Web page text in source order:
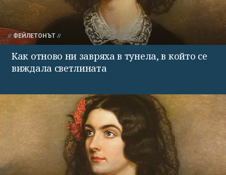
ФЕЙЛЕТОНЪТ
Как отново ни завряха в тунела, в който се
виждала светлината